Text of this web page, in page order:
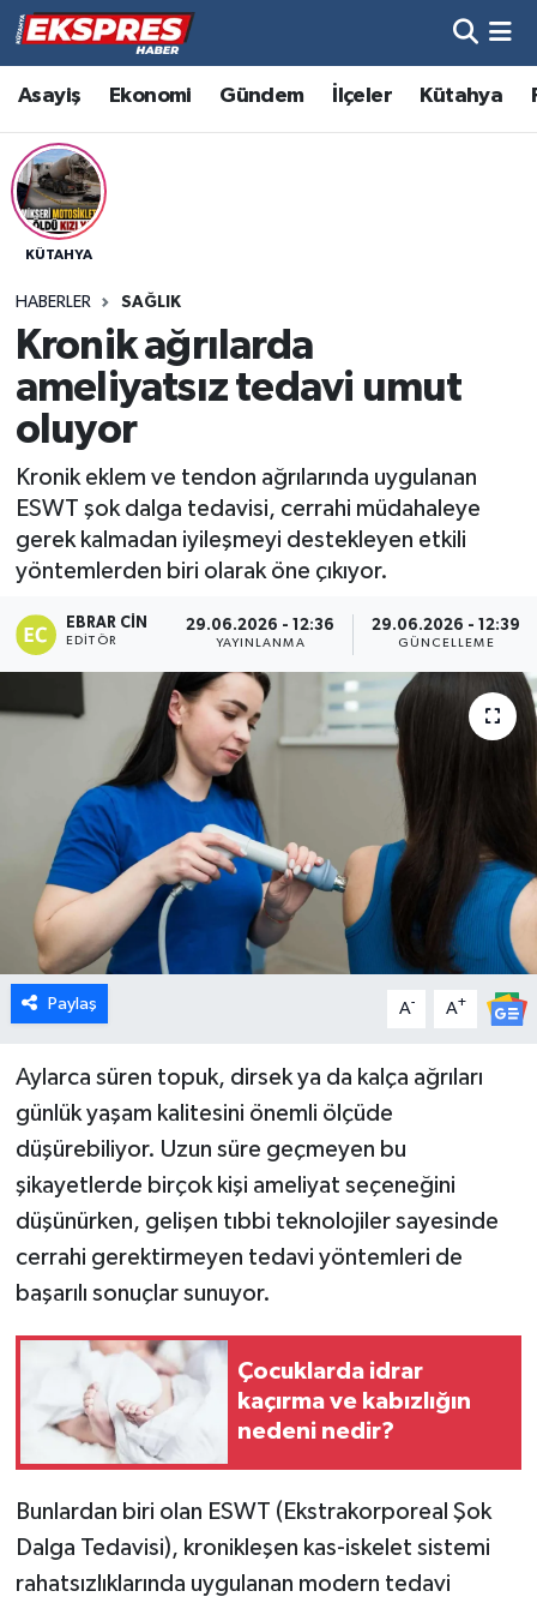
Asayiş Ekonomi Gündem İlçeler Kütahya
KÜTAHYA
HABERLER SAĞLIK
Kronik ağrılarda
ameliyatsız tedavi umut
oluyor
Kronik eklem ve tendon ağrılarında uygulanan
ESWT şok dalga tedavisi, cerrahi müdahaleye
gerek kalmadan iyileşmeyi destekleyen etkili
yöntemlerden biri olarak öne çıkıyor.
EBRAR CIN
EDITÖR
29.06.2026 - 12:36
YAYINLANMA
29.06.2026 - 12:39
GÜNCELLEME
Paylaş A- A+
Aylarca süren topuk, dirsek ya da kalça ağrıları
günlük yaşam kalitesini önemli ölçüde
düşürebiliyor. Uzun süre geçmeyen bu
şikayetlerde birçok kişi ameliyat seçeneğini
düşünürken, gelişen tıbbi teknolojiler sayesinde
cerrahi gerektirmeyen tedavi yöntemleri de
başarılı sonuçlar sunuyor.
Çocuklarda idrar
kaçırma ve kabızlığın
nedeni nedir?
Bunlardan biri olan ESWT (Ekstrakorporeal Şok
Dalga Tedavisi), kronikleşen kas-iskelet sistemi
rahatsızlıklarında uygulanan modern tedavi
Altıntaş
Asayiş
Aslanapa
Bölge
Çavdarhisar
Dumlupınar
Dünya
Eğitim
Ekonomi
Foto Galeri
Gediz
Genel
Gündem
Hisarcık
İlçeler
Köşe Yazıları
Kültür Sanat
Magazin
Otomobil
Pazarlar
Politika
Hava Durumu
Trafik Durumu
Süper Lig Puan Durumu ve Fikstür
Son Dakika Haberleri
Haber Arşivi